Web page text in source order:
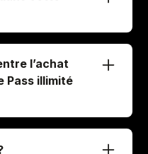
voici ce
aux 49 leçons
télécharger
l’achat
Pass illimité
cela ensemble
la